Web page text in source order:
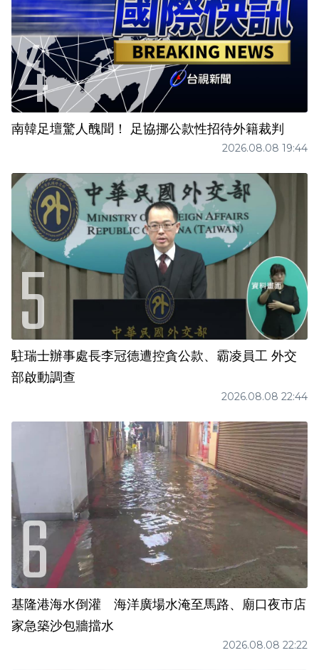
南韓足壇驚人醜聞！ 足協挪公款性招待外籍裁判
2026.08.08 19:44
駐瑞士辦事處長李冠德遭控貪公款、霸凌員工 外交
部啟動調查
2026.08.08 22:44
基隆港海水倒灌 海洋廣場水淹至馬路、廟口夜市店
家急築沙包牆擋水
2026.08.08 22:22